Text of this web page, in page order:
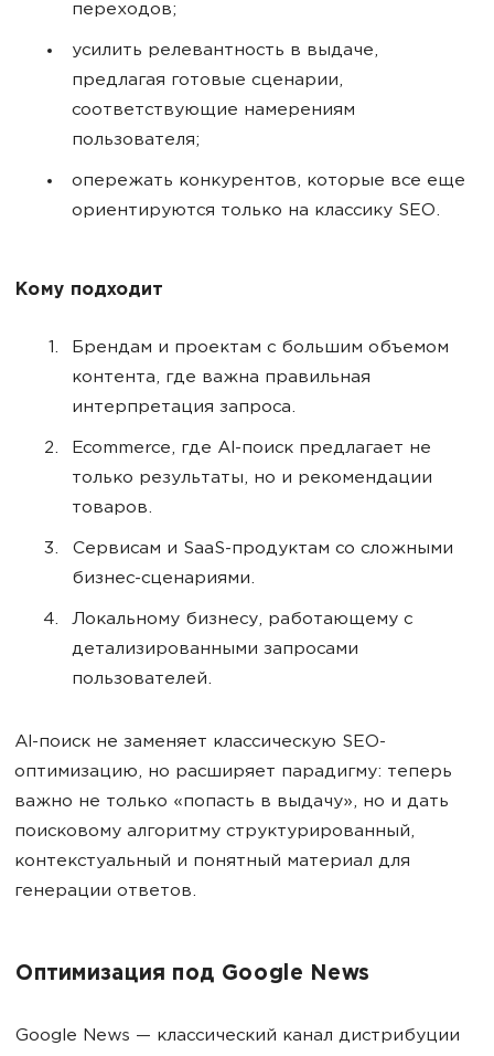
переходов;
усилить релевантность в выдаче,
предлагая готовые сценарии,
соответствующие намерениям
пользователя;
опережать конкурентов, которые все еще
ориентируются только на классику SEO.
Кому подходит
Брендам и проектам с большим объемом
контента, где важна правильная
интерпретация запроса.
Ecommerce, где AI-поиск предлагает не
только результаты, но и рекомендации
товаров.
Сервисам и SaaS-продуктам со сложными
бизнес-сценариями.
Локальному бизнесу, работающему с
детализированными запросами
пользователей.
AI-поиск не заменяет классическую SEO-
оптимизацию, но расширяет парадигму: теперь
важно не только «попасть в выдачу», но и дать
поисковому алгоритму структурированный,
контекстуальный и понятный материал для
генерации ответов.
Оптимизация под Google News
Google News — классический канал дистрибуции